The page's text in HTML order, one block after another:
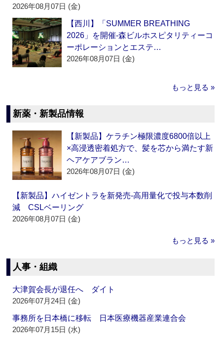
2026年08月07日 (金)
【西川】「SUMMER BREATHING
2026」を開催‐森ビルホスピタリティーコ
ーポレーションとエステ…
2026年08月07日 (金)
もっと見る »
新薬・新製品情報
【新製品】ケラチン極限濃度6800倍以上
×高浸透密着処方で、髪を芯から満たす新
ヘアケアブラン…
2026年08月07日 (金)
【新製品】ハイゼントラを新発売‐高用量化で投与本数削
減 CSLベーリング
2026年08月07日 (金)
もっと見る »
人事・組織
大津賀会長が退任へ ダイト
2026年07月24日 (金)
事務所を日本橋に移転 日本医療機器産業連合会
2026年07月15日 (水)